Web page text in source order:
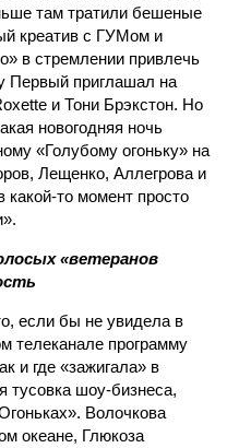
там тратили бешеные
креатив с ГУМом и
в стремлении привлечь
Первый приглашал на
и Тони Брэкстон. Но
новогодняя ночь
«Голубому огоньку» на
Лещенко, Аллегрова и
то момент просто
«ветеранов
если бы не увидела в
телеканале программу
и где «зажигала» в
тусовка шоу-бизнеса,
Волочкова
океане, Глюкоза